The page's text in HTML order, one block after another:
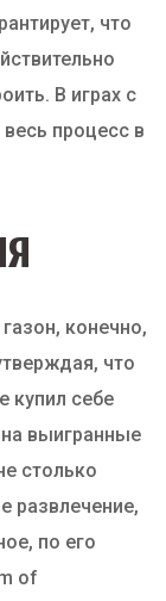
что
В играх с
процесс в
конечно,
что
купил себе
выигранные
столько
развлечение,
по его
of